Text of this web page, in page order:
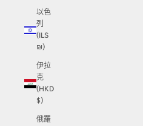
以色
列
(ILS
₪)
伊拉
克
(HKD
$)
俄羅